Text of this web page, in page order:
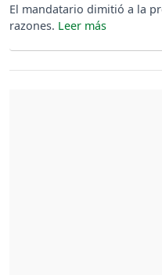
El mandatario dimitió a la
razones.